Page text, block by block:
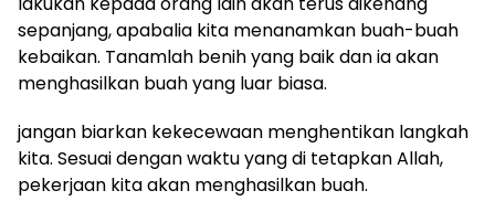
sepanjang, apabalia kita menanamkan buah-buah
kebaikan. Tanamlah benih yang baik dan ia akan
menghasilkan buah yang luar biasa.
jangan biarkan kekecewaan menghentikan langkah
kita. Sesuai dengan waktu yang di tetapkan Allah,
pekerjaan kita akan menghasilkan buah.